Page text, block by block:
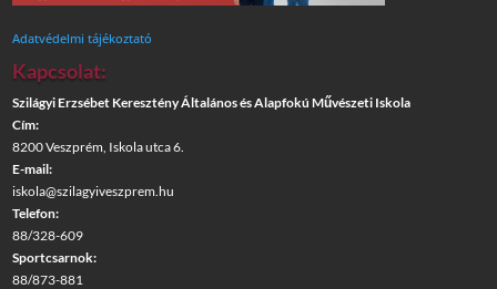
Adatvédelmi tájékoztató
Kapcsolat:
Szilágyi Erzsébet Keresztény Általános és Alapfokú Művészeti Iskola
Cím:
8200 Veszprém, Iskola utca 6.
E-mail:
iskola@szilagyiveszprem.hu
Telefon:
88/328-609
Sportcsarnok:
88/873-881